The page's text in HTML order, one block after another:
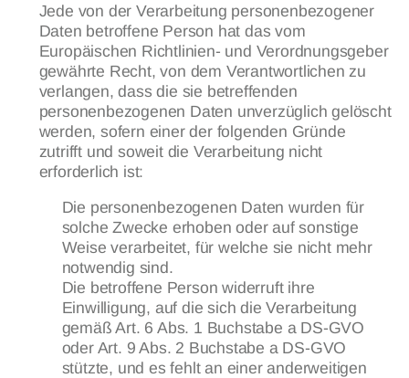
Jede von der Verarbeitung personenbezogener
Daten betroffene Person hat das vom
Europäischen Richtlinien- und Verordnungsgeber
gewährte Recht, von dem Verantwortlichen zu
verlangen, dass die sie betreffenden
personenbezogenen Daten unverzüglich gelöscht
werden, sofern einer der folgenden Gründe
zutrifft und soweit die Verarbeitung nicht
erforderlich ist:
Die personenbezogenen Daten wurden für
solche Zwecke erhoben oder auf sonstige
Weise verarbeitet, für welche sie nicht mehr
notwendig sind.
Die betroffene Person widerruft ihre
Einwilligung, auf die sich die Verarbeitung
gemäß Art. 6 Abs. 1 Buchstabe a DS-GVO
oder Art. 9 Abs. 2 Buchstabe a DS-GVO
stützte, und es fehlt an einer anderweitigen